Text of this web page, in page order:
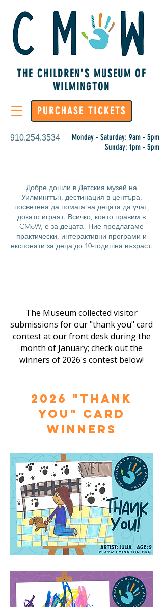
THE CHILDREN'S MUSEUM OF
WILMINGTON
910.254.3534
Monday - Saturday: 9am - 5pm
Sunday: 1pm - 5pm
PURCHASE TICKETS
Добре дошли в Детския музей на
Уилмингтън, дестинация в центъра,
посветена да помага на децата да учат,
докато играят. Всичко, което правим в
CMoW, е за децата! Ние предлагаме
практически, интерактивни програми и
експонати за деца до 10-годишна възраст.
The Museum collected visitor
submissions for our "thank you" card
contest at our front desk during the
month of January; check out the
winners of 2026's contest below!
2026 "Thank
You" Card
Winners